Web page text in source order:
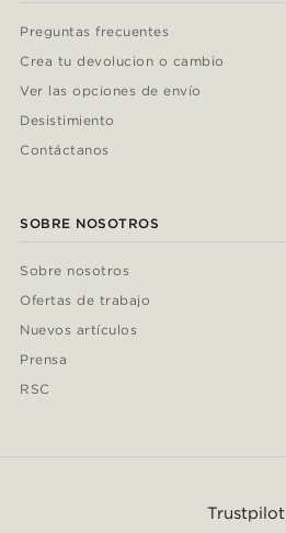
Preguntas frecuentes
Crea tu devolucion o cambio
Ver las opciones de envío
Desistimiento
Contáctanos
SOBRE NOSOTROS
Sobre nosotros
Ofertas de trabajo
Nuevos artículos
Prensa
RSC
Trustpilot